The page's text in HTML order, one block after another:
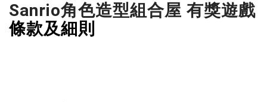
Sanrio角色造型組合屋 有獎遊戲
條款及細則